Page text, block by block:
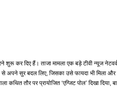
शुरू कर दिए हैं। ताजा मामला एक बड़े टीवी न्यूज
अपने सुर बदल लिए, जिसका उसे फायदा भी मिला और
तौर पर प्रायोजित ‘एग्जिट पोल’ दिखा